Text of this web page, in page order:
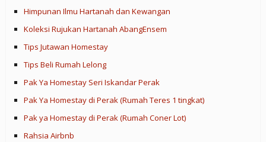
Himpunan Ilmu Hartanah dan Kewangan
Koleksi Rujukan Hartanah AbangEnsem
Tips Jutawan Homestay
Tips Beli Rumah Lelong
Pak Ya Homestay Seri Iskandar Perak
Pak Ya Homestay di Perak (Rumah Teres 1 tingkat)
Pak ya Homestay di Perak (Rumah Coner Lot)
Rahsia Airbnb